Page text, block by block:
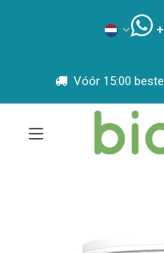
Vóór 15:00